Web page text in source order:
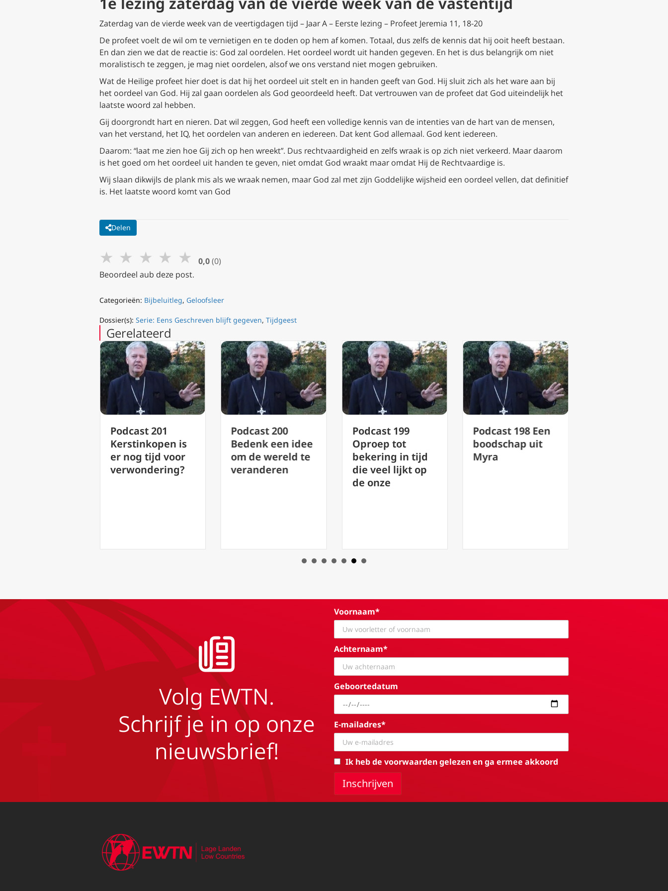
Zaterdag van de vierde week van de veertigdagen tijd – Jaar A – Eerste lezing – Profeet Jeremia 11, 18-20
De profeet voelt de wil om te vernietigen en te doden op hem af komen. Totaal, dus zelfs de kennis dat hij ooit heeft bestaan.
En dan zien we dat de reactie is: God zal oordelen. Het oordeel wordt uit handen gegeven. En het is dus belangrijk om niet
moralistisch te zeggen, je mag niet oordelen, alsof we ons verstand niet mogen gebruiken.
Wat de Heilige profeet hier doet is dat hij het oordeel uit stelt en in handen geeft van God. Hij sluit zich als het ware aan bij
het oordeel van God. Hij zal gaan oordelen als God geoordeeld heeft. Dat vertrouwen van de profeet dat God uiteindelijk het
laatste woord zal hebben.
Gij doorgrondt hart en nieren. Dat wil zeggen, God heeft een volledige kennis van de intenties van de hart van de mensen,
van het verstand, het IQ, het oordelen van anderen en iedereen. Dat kent God allemaal. God kent iedereen.
Daarom: “laat me zien hoe Gij zich op hen wreekt”. Dus rechtvaardigheid en zelfs wraak is op zich niet verkeerd. Maar daarom
is het goed om het oordeel uit handen te geven, niet omdat God wraakt maar omdat Hij de Rechtvaardige is.
Wij slaan dikwijls de plank mis als we wraak nemen, maar God zal met zijn Goddelijke wijsheid een oordeel vellen, dat definitief
is. Het laatste woord komt van God
Delen
★ ★ ★ ★ ★ 0,0 (0)
Beoordeel aub deze post.
Categorieën: Bijbeluitleg, Geloofsleer
Dossier(s): Serie: Eens Geschreven blijft gegeven, Tijdgeest
Gerelateerd
Podcast 201
Kerstinkopen is
er nog tijd voor
verwondering?
Podcast 200
Bedenk een idee
om de wereld te
veranderen
Podcast 199
Oproep tot
bekering in tijd
die veel lijkt op
de onze
Podcast 198 Een
boodschap uit
Myra
Volg EWTN.
Schrijf je in op onze
nieuwsbrief!
Voornaam*
Achternaam*
Geboortedatum
E-mailadres*
Ik heb de voorwaarden gelezen en ga ermee akkoord